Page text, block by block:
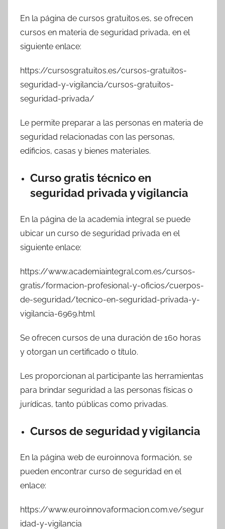
En la página de cursos gratuitos.es, se ofrecen
cursos en materia de seguridad privada, en el
siguiente enlace:
https://cursosgratuitos.es/cursos-gratuitos-
seguridad-y-vigilancia/cursos-gratuitos-
seguridad-privada/
Le permite preparar a las personas en materia de
seguridad relacionadas con las personas,
edificios, casas y bienes materiales.
Curso gratis técnico en
seguridad privada y vigilancia
En la página de la academia integral se puede
ubicar un curso de seguridad privada en el
siguiente enlace:
https://www.academiaintegral.com.es/cursos-
gratis/formacion-profesional-y-oficios/cuerpos-
de-seguridad/tecnico-en-seguridad-privada-y-
vigilancia-6969.html
Se ofrecen cursos de una duración de 160 horas
y otorgan un certificado o título.
Les proporcionan al participante las herramientas
para brindar seguridad a las personas físicas o
jurídicas, tanto públicas como privadas.
Cursos de seguridad y vigilancia
En la página web de euroinnova formación, se
pueden encontrar curso de seguridad en el
enlace:
https://www.euroinnovaformacion.com.ve/segur
idad-y-vigilancia